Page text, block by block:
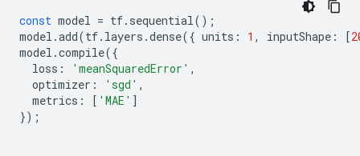
const model = tf. sequential();
model .add(tf. layers .dense({ units : 1 , inputShape : [
model .compile({
loss : 'meanSquaredError' ,
optimizer : 'sgd' ,
metrics : [ 'MAE' ]
});